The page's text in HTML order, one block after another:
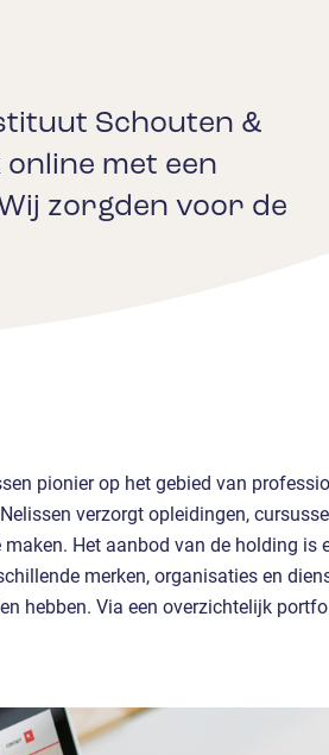
Schouten &
online met een
zorgden voor de
pionier op het gebied van
verzorgt opleidingen,
Het aanbod van de holding is
merken, organisaties en
hebben. Via een overzichtelijk